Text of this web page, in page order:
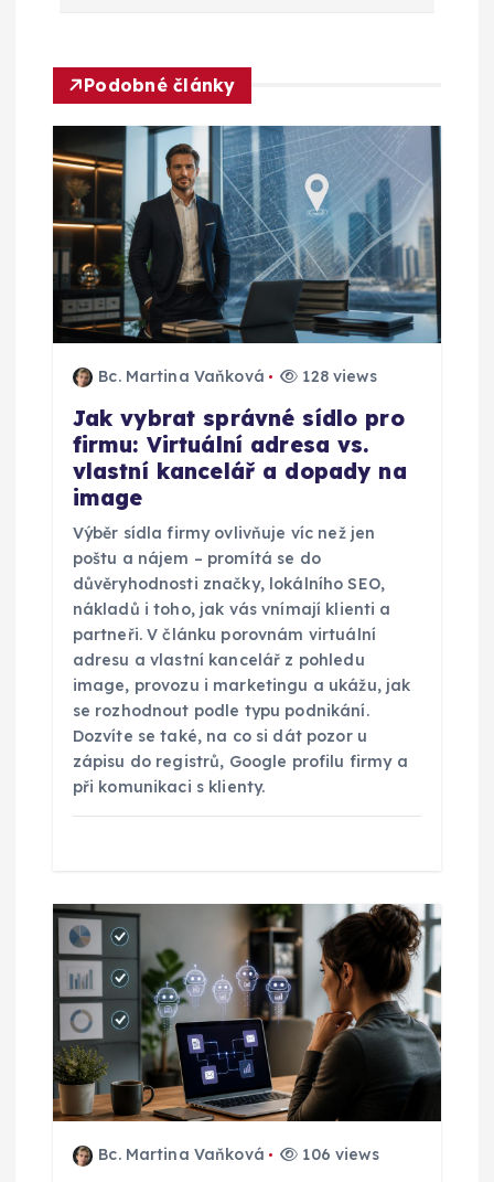
e
p
r
o
p
ř
Podobné články
Bc. Martina Vaňková 128 views
Jak vybrat správné sídlo pro
firmu: Virtuální adresa vs.
vlastní kancelář a dopady na
image
Výběr sídla firmy ovlivňuje víc než jen
poštu a nájem – promítá se do
důvěryhodnosti značky, lokálního SEO,
nákladů i toho, jak vás vnímají klienti a
partneři. V článku porovnám virtuální
adresu a vlastní kancelář z pohledu
image, provozu i marketingu a ukážu, jak
se rozhodnout podle typu podnikání.
Dozvíte se také, na co si dát pozor u
zápisu do registrů, Google profilu firmy a
při komunikaci s klienty.
Bc. Martina Vaňková 106 views